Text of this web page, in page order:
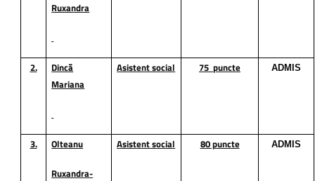
Ruxandra
2.
Dincă
Mariana
Asistent social 75 puncte ADMIS
3. Olteanu
Ruxandra-
Asistent social 80 puncte ADMIS